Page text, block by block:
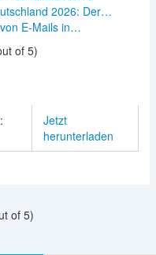
2026: Der…
E‑Mails in…
of 5)
Jetzt
herunterladen
of 5)